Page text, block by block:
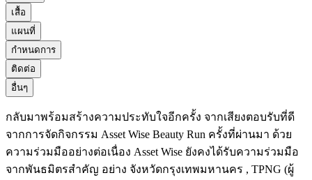
เสื้อ
แผนที่
กำหนดการ
ติดต่อ
อื่นๆ
กลับมาพร้อมสร้างความประทับใจอีกครั้ง จากเสียงตอบรับที่ดี
จากการจัดกิจกรรม Asset Wise Beauty Run ครั้งที่ผ่านมา ด้วย
ความร่วมมืออย่างต่อเนื่อง Asset Wise ยังคงได้รับความร่วมมือ
จากพันธมิตรสำคัญ อย่าง จังหวัดกรุงเทพมหานคร , TPNG (ผู้